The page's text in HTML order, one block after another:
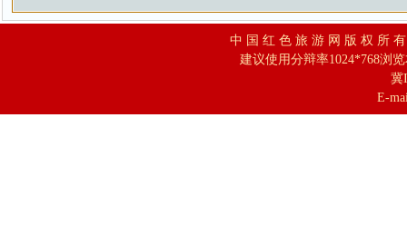
中 国 红 色 旅 游 网 版 权 所
建议使用分辩率1024*768浏
冀
E-